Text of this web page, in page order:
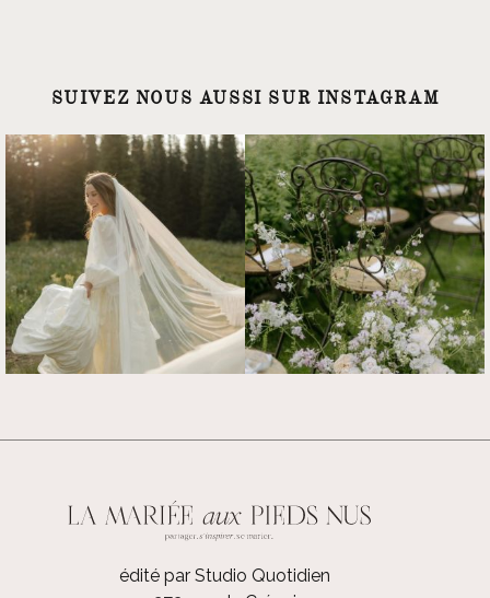
SUIVEZ NOUS AUSSI SUR INSTAGRAM
édité par Studio Quotidien